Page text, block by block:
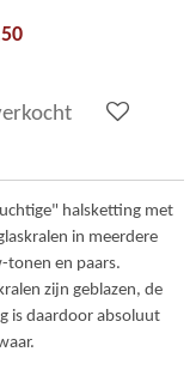
halsketting met
in meerdere
tonen en paars.
zijn geblazen, de
is daardoor absoluut